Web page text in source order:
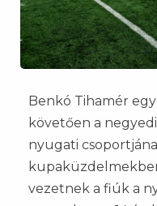
Benkó Tihamér
követően a
nyugati
vezetnek a fiúk a